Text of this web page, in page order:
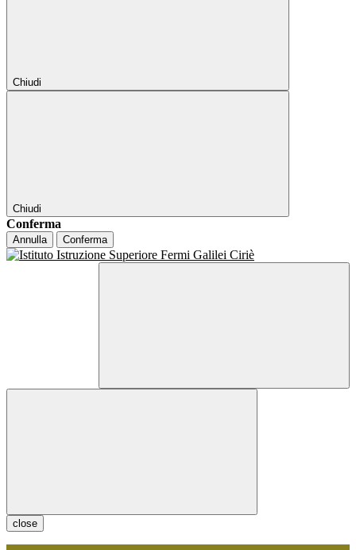
Chiudi
Chiudi
Conferma
Annulla Conferma
close